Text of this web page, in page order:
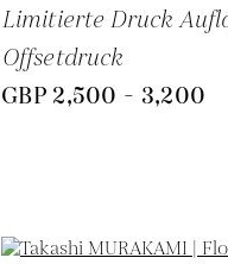
Limitierte Druck
Offsetdruck
GBP 2,500 - 3,200